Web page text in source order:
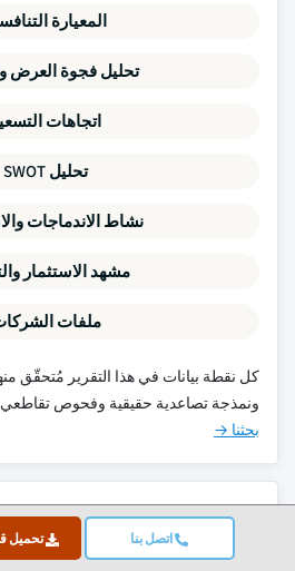
اتصل بنا تحميل
المعيارة
تحليل فجوة العرض
اتجاهات
تحليل SWOT
نشاط الاندماجات
مشهد الاستثمار
ملفات
كل نقطة بيانات في هذا التقرير مُتحقّق
ونمذجة تصاعدية حقيقية وفحوص
بحثنا →
تقارير ذات صلة